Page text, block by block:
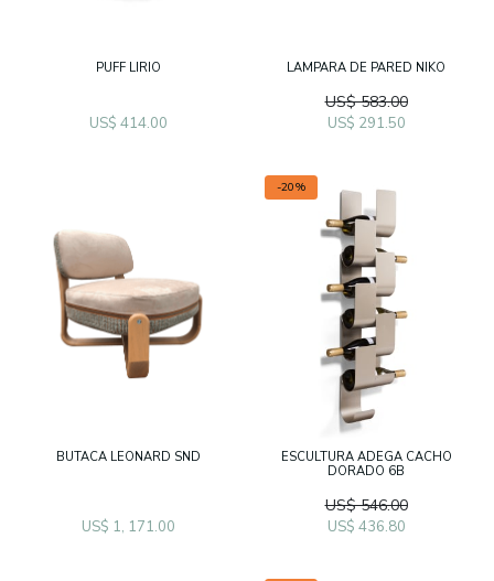
PUFF LIRIO
US$ 414.00
LAMPARA DE PARED NIKO
US$ 583.00
US$ 291.50
BUTACA LEONARD SND
US$ 1, 171.00
-20%
ESCULTURA ADEGA CACHO
DORADO 6B
US$ 546.00
US$ 436.80